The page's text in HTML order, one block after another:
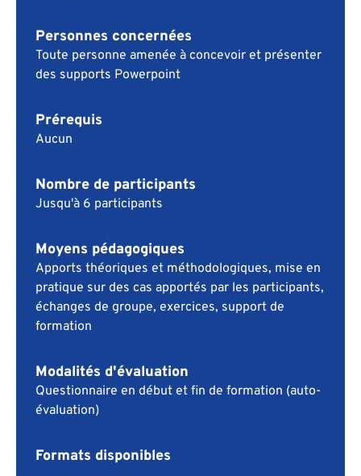
Personnes concernées
Toute personne amenée à concevoir et présenter
des supports Powerpoint
Prérequis
Aucun
Nombre de participants
Jusqu'à 6 participants
Moyens pédagogiques
Apports théoriques et méthodologiques, mise en
pratique sur des cas apportés par les participants,
échanges de groupe, exercices, support de
formation
Modalités d'évaluation
Questionnaire en début et fin de formation (auto-
évaluation)
Formats disponibles